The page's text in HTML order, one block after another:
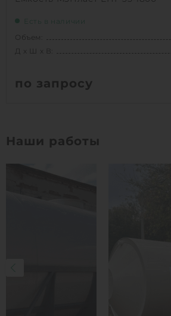
Есть в наличии
Объем:
Д х Ш х В:
Объем:
1
по запросу
Наши работы